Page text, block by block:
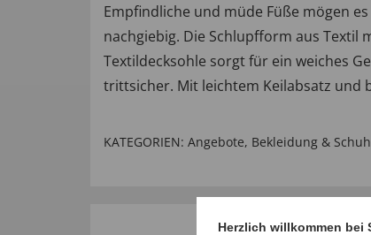
Empfindliche und müde Füße mögen
nachgiebig. Die Schlupfform aus Textil
Textildecksohle sorgt für ein weiches
trittsicher. Mit leichtem Keilabsatz und
KATEGORIEN: Angebote, Bekleidung &
Herzlich willkommen bei